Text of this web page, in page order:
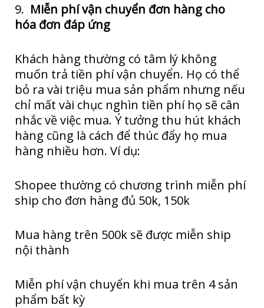
9. Miễn phí vận chuyển đơn hàng cho
hóa đơn đáp ứng
Khách hàng thường có tâm lý không
muốn trả tiền phí vận chuyển. Họ có thể
bỏ ra vài triệu mua sản phẩm nhưng nếu
chỉ mất vài chục nghìn tiền phí họ sẽ cân
nhắc về việc mua. Ý tưởng thu hút khách
hàng cũng là cách để thúc đẩy họ mua
hàng nhiều hơn. Ví dụ:
Shopee thường có chương trình miễn phí
ship cho đơn hàng đủ 50k, 150k
Mua hàng trên 500k sẽ được miễn ship
nội thành
Miễn phí vận chuyển khi mua trên 4 sản
phẩm bất kỳ